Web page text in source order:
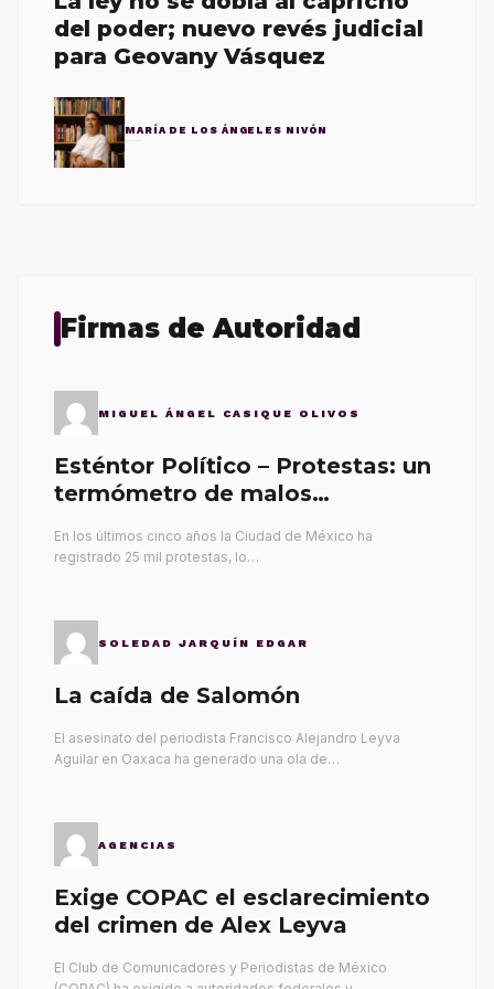
del poder; nuevo revés judicial
para Geovany Vásquez
MARÍA DE LOS ÁNGELES NIVÓN
Firmas de Autoridad
MIGUEL ÁNGEL CASIQUE OLIVOS
Esténtor Político – Protestas: un
termómetro de malos
En los últimos cinco años la Ciudad de México ha
registrado 25 mil protestas, lo…
SOLEDAD JARQUÍN EDGAR
La caída de Salomón
El asesinato del periodista Francisco Alejandro Leyva
Aguilar en Oaxaca ha generado una ola de…
AGENCIAS
Exige COPAC el esclarecimiento
del crimen de Alex Leyva
El Club de Comunicadores y Periodistas de México